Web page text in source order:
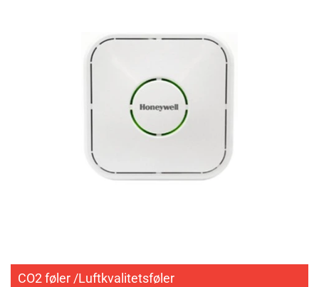
CO2 føler /Luftkvalitetsføler